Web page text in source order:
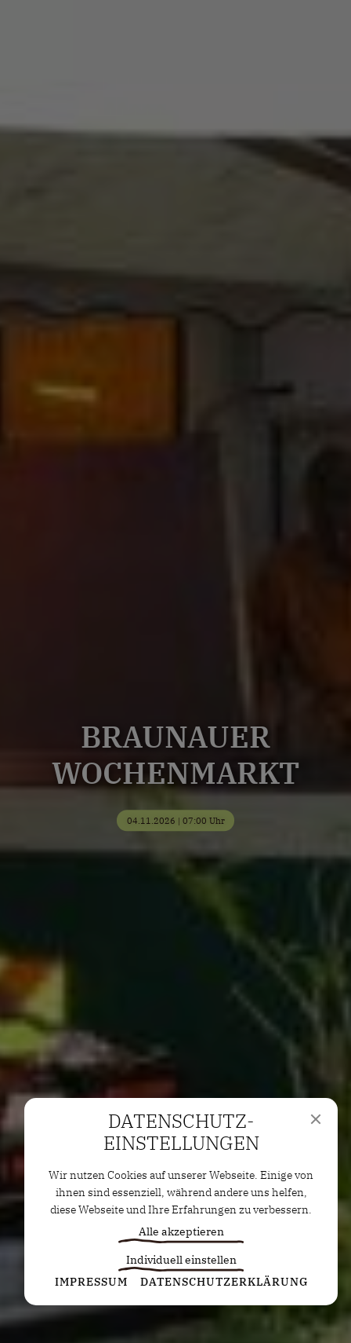
BRAUNAUER
WOCHENMARKT
04.11.2026 | 07:00 Uhr
DATENSCHUTZ­
EINSTELLUNGEN
Wir nutzen Cookies auf unserer Webseite. Einige von
ihnen sind essenziell, während andere uns helfen,
diese Webseite und Ihre Erfahrungen zu verbessern.
Alle akzeptieren
Individuell einstellen
Statistiken
Diese Cookies erfassen anonyme Statistiken. Diese
Informationen helfen uns zu verstehen, wie wir
unsere Website noch weiter optimieren können.
IMPRESSUM DATENSCHUTZERKLÄRUNG